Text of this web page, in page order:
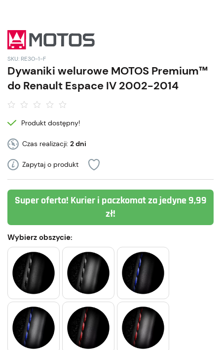
SKU: RE30-1-F
Dywaniki welurowe MOTOS Premium™
do Renault Espace IV 2002-2014
Produkt dostępny!
Czas realizacji: 2 dni
Zapytaj o produkt
Super oferta! Kurier i paczkomat za jedyne 9,99
zł!
Wybierz obszycie: